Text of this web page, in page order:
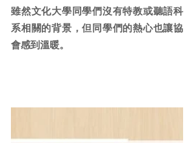
雖然文化大學同學們沒有特教或聽語科
系相關的背景，但同學們的熱心也讓協
會感到溫暖。